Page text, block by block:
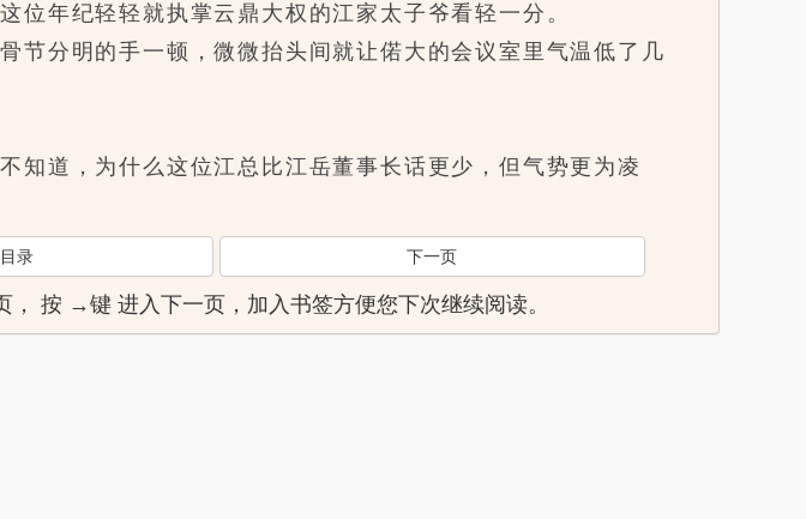
年纪轻轻就执掌云鼎大权的江家太子爷看轻一分。
分明的手一顿，微微抬头间就让偌大的会议室里气温低了几
道，为什么这位江总比江岳董事长话更少，但气势更为凌
录 下一页
按 →键 进入下一页，加入书签方便您下次继续阅读。